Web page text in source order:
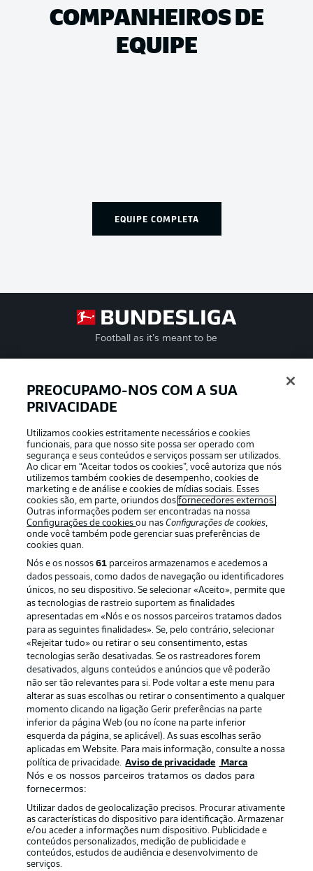
COMPANHEIROS DE
EQUIPE
EQUIPE COMPLETA
Football as it’s meant to be
APLICATIVO DA BUNDESLIGA
Oferecido por
Publicidade Avisos legais
Gerir preferências Aviso de privacidade
Trabalhe conosco
Marca Contato
Jogadores
PREOCUPAMO-NOS COM A SUA
PRIVACIDADE
Utilizamos cookies estritamente necessários e cookies
funcionais, para que nosso site possa ser operado com
segurança e seus conteúdos e serviços possam ser utilizados.
Ao clicar em “Aceitar todos os cookies”, você autoriza que nós
utilizemos também cookies de desempenho, cookies de
marketing e de análise e cookies de mídias sociais. Esses
cookies são, em parte, oriundos dosfornecedores externos .
Outras informações podem ser encontradas na nossa
Configurações de cookiesou nasConfigurações de cookies,
onde você também pode gerenciar suas preferências de
cookies quan.
Nós e os nossos61 parceiros armazenamos e acedemos a
dados pessoais, como dados de navegação ou identificadores
únicos, no seu dispositivo. Se selecionar «Aceito», permite que
as tecnologias de rastreio suportem as finalidades
apresentadas em «Nós e os nossos parceiros tratamos dados
para as seguintes finalidades». Se, pelo contrário, selecionar
«Rejeitar tudo» ou retirar o seu consentimento, estas
tecnologias serão desativadas. Se os rastreadores forem
desativados, alguns conteúdos e anúncios que vê poderão
não ser tão relevantes para si. Pode voltar a este menu para
alterar as suas escolhas ou retirar o consentimento a qualquer
momento clicando na ligação Gerir preferências na parte
inferior da página Web (ou no ícone na parte inferior
esquerda da página, se aplicável). As suas escolhas serão
aplicadas em Website. Para mais informação, consulte a nossa
política de privacidade. Aviso de privacidade Marca
Nós e os nossos parceiros tratamos os dados para
fornecermos:
Utilizar dados de geolocalização precisos. Procurar ativamente
as características do dispositivo para identificação. Armazenar
e/ou aceder a informações num dispositivo. Publicidade e
conteúdos personalizados, medição de publicidade e
conteúdos, estudos de audiência e desenvolvimento de
serviços.